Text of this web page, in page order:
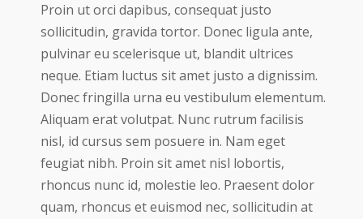
Proin ut orci dapibus, consequat justo
sollicitudin, gravida tortor. Donec ligula ante,
pulvinar eu scelerisque ut, blandit ultrices
neque. Etiam luctus sit amet justo a dignissim.
Donec fringilla urna eu vestibulum elementum.
Aliquam erat volutpat. Nunc rutrum facilisis
nisl, id cursus sem posuere in. Nam eget
feugiat nibh. Proin sit amet nisl lobortis,
rhoncus nunc id, molestie leo. Praesent dolor
quam, rhoncus et euismod nec, sollicitudin at